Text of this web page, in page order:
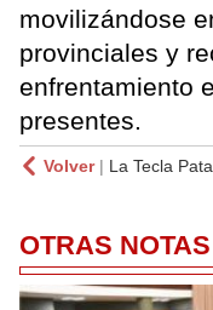
movilizándose
provinciales y
enfrentamiento
presentes.
Volver| La Tecla
OTRAS NOTAS